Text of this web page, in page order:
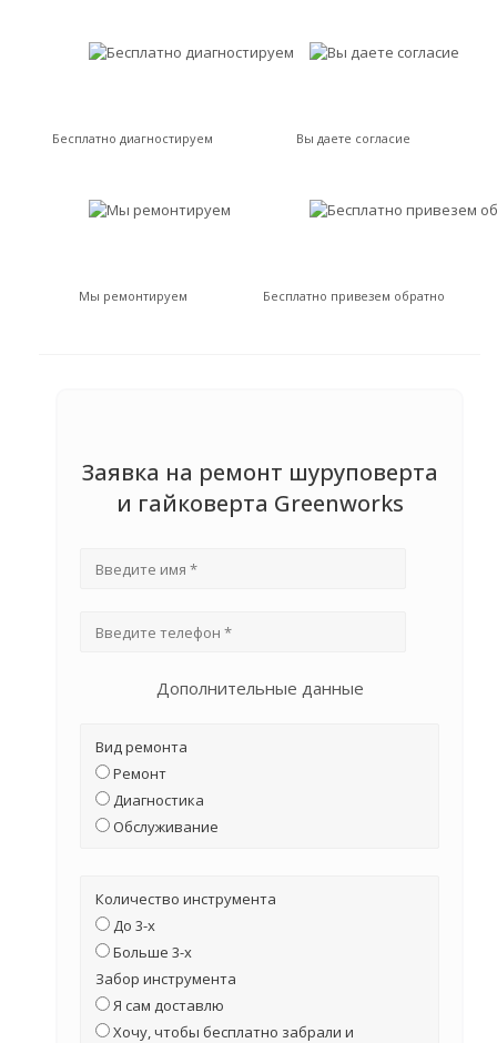
Бесплатно диагностируем Вы даете согласие
Мы ремонтируем Бесплатно привезем обратно
Заявка на ремонт шуруповерта
и гайковерта Greenworks
Дополнительные данные
Вид ремонта
Ремонт
Диагностика
Обслуживание
Количество инструмента
До 3-х
Больше 3-х
Забор инструмента
Я сам доставлю
Хочу, чтобы бесплатно забрали и